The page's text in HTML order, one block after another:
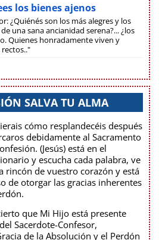
los bienes ajenos
¿Quiénés son los más alegres y los
una sana ancianidad serena?... ¿los
Quienes honradamente viven y
SALVA TU ALMA
cómo resplandecéis después
debidamente al Sacramento
(Jesús) está en el
y escucha cada palabra, ve
rincón de vuestro corazón y está
de otorgar las gracias inherentes
que Mi Hijo está presente
Sacerdote-Confesor,
de la Absolución y el Perdón